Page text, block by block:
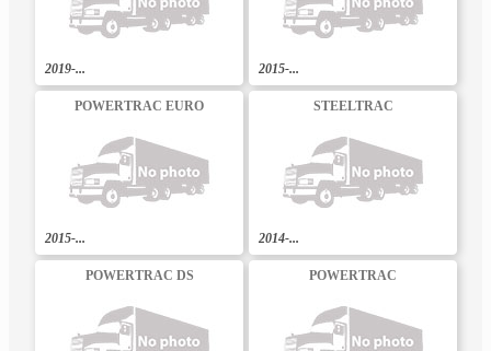
2019-... 2015-...
POWERTRAC EURO
2015-...
STEELTRAC
2014-...
POWERTRAC DS POWERTRAC